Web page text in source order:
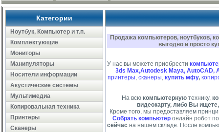
Категории
Ноутбук, Компьютер и т.п.
Комплектующие
Мониторы
Манипуляторы
Носители информации
Акустические системы
Мультимедиа
Копировальная техника
Принтеры
Сканеры
Продажа компьютеров, ноутбуков,
выгодно и просто
У нас вы можете приобрести
3ds Max,Autodesk Maya, AutoCAD,
принтеры, сканеры, купить мфу,
На всю компьютерную технику,
видеокарту, либо Вы
Кроме того, мы предоставляем
Собрать компьютеронлайн робот
сейчас на нашем складе. После